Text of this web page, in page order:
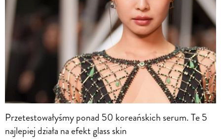
Przetestowałyśmy ponad 50 koreańskich serum. Te 5
najlepiej działa na efekt glass skin